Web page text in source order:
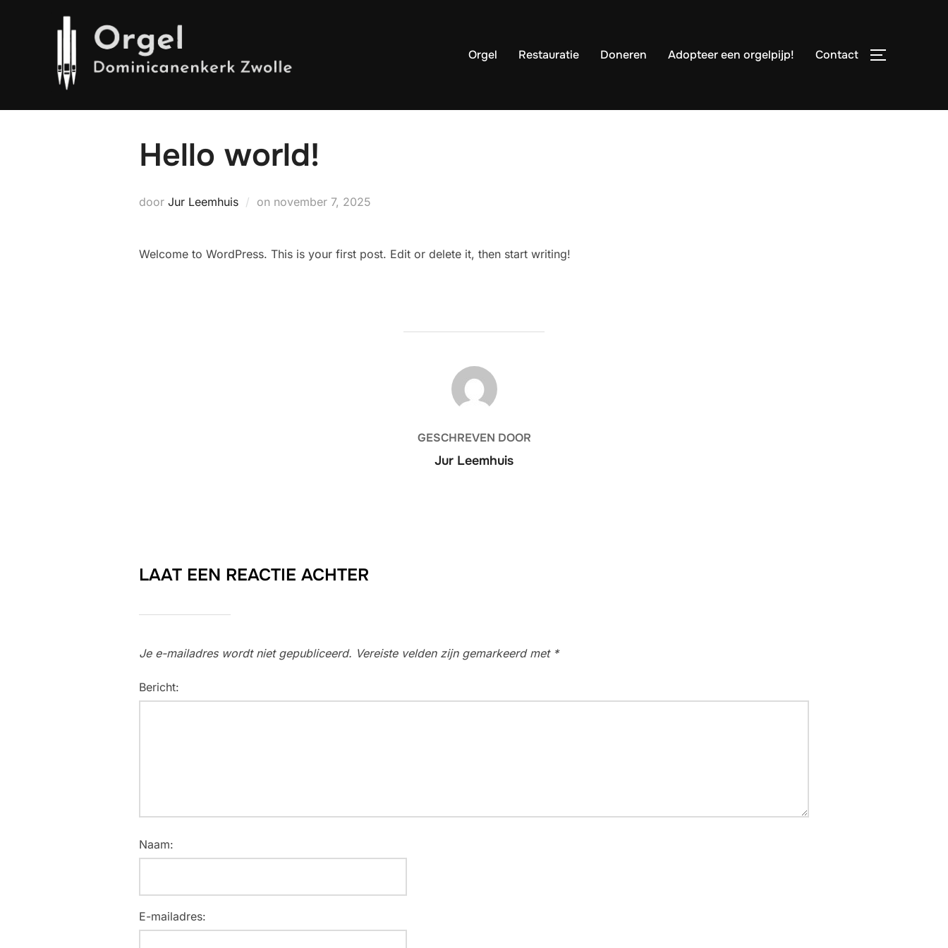
Orgel Restauratie Doneren Adopteer een orgelpijp! Contact TOGGLE
Hello world!
door Jur Leemhuis on Geplaatst
november 7, 2025
Welcome to WordPress. This is your first post. Edit or delete it, then start writing!
BERICHTAUTEUR
GESCHREVEN DOOR
Jur Leemhuis
LAAT EEN REACTIE ACHTER
Je e-mailadres wordt niet gepubliceerd. Vereiste velden zijn gemarkeerd met *
Bericht:
Naam:
E-mailadres: